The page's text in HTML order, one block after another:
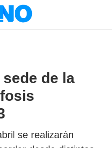
de la
se realizarán